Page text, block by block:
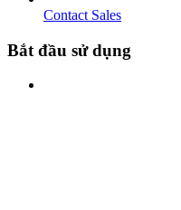
Contact Sales
Bắt đầu sử dụng